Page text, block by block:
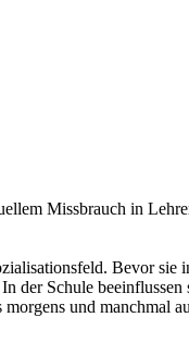
Missbrauch in
Bevor
der Schule
und manchmal